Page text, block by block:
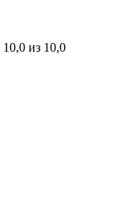
10,0 из 10,0